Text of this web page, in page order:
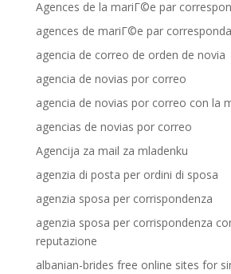
Agences de la mariГ©e par
agences de mariГ©e par
agencia de correo de orden de novia
agencia de novias por correo
agencia de novias por correo con la
agencias de novias por correo
Agencija za mail za mladenku
agenzia di posta per ordini di sposa
agenzia sposa per corrispondenza
agenzia sposa per corrispondenza
reputazione
albanian-brides free online sites for